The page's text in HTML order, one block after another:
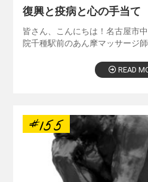
復興と疫病と心の手当て
皆さん、こんにちは！名古屋市
院千種駅前のあん摩マッサージ
READ
#155